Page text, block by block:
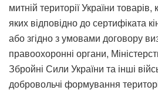
митній території України
яких відповідно до сертифіката
або згідно з умовами договору
правоохоронні органи,
Збройні Сили України та інші
добровольчі формування